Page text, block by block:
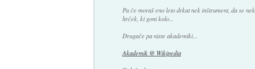
Pa če moraš eno leto drkat nek inštrument, da se
hrček, ki goni kolo...
Drugače pa niste akademiki...
Akademik @ Wikipedia